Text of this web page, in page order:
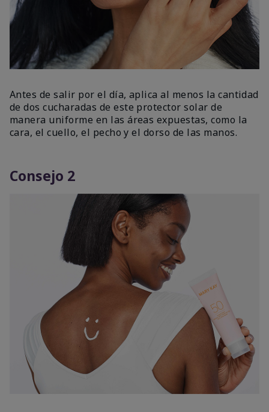
Antes de salir por el día, aplica al menos la cantidad
de dos cucharadas de este protector solar de
manera uniforme en las áreas expuestas, como la
cara, el cuello, el pecho y el dorso de las manos.
Consejo 2